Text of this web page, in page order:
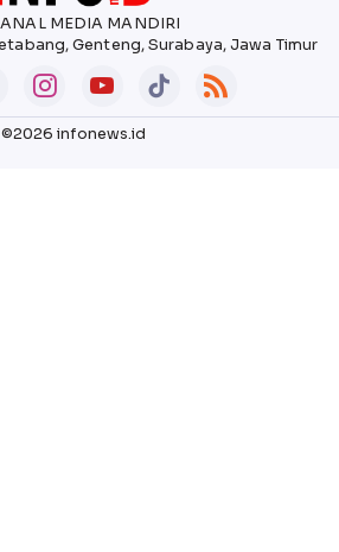
MEDIA MANDIRI
Genteng, Surabaya, Jawa Timur
©2026 infonews.id